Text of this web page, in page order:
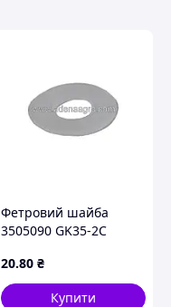
Фетровий шайба
3505090 GK35-2C
20.80 ₴
Купити